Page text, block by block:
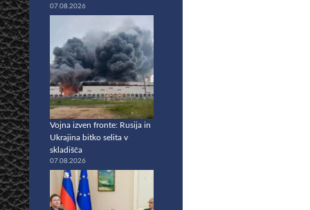
07.08.2026
Vojna izven fronte: Rusija in
Ukrajina bitko selita v
skladišča
07.08.2026